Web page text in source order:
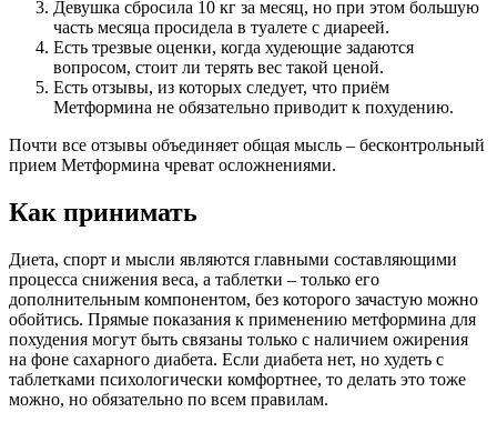
Девушка сбросила 10 кг за месяц, но при этом большую
часть месяца просидела в туалете с диареей.
Есть трезвые оценки, когда худеющие задаются
вопросом, стоит ли терять вес такой ценой.
Есть отзывы, из которых следует, что приём
Метформина не обязательно приводит к похудению.
Почти все отзывы объединяет общая мысль – бесконтрольный
прием Метформина чреват осложнениями.
Как принимать
Диета, спорт и мысли являются главными составляющими
процесса снижения веса, а таблетки – только его
дополнительным компонентом, без которого зачастую можно
обойтись. Прямые показания к применению метформина для
похудения могут быть связаны только с наличием ожирения
на фоне сахарного диабета. Если диабета нет, но худеть с
таблетками психологически комфортнее, то делать это тоже
можно, но обязательно по всем правилам.